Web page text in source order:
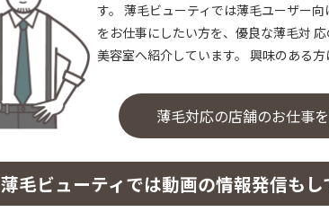
す。 薄毛ビューティでは薄毛ユーザー
をお仕事にしたい方を、優良な薄毛対
美容室へ紹介しています。 興味のある方
薄毛対応の店舗のお仕事
薄毛ビューティでは動画の情報発信もし